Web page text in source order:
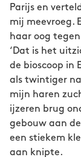
Parijs en
mij meevroeg.
haar oog tegen
‘Dat is het
de bioscoop in
als twintiger
mijn haren
ijzeren brug
gebouw aan
een stiekem
aan knipte.